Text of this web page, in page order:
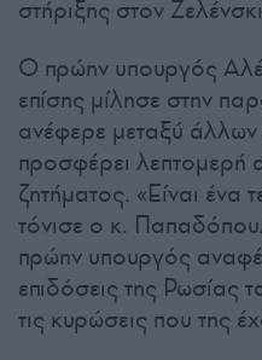
στήριξης στον
Ο πρώην υπουργός
επίσης μίλησε στην
ανέφερε μεταξύ
προσφέρει λεπτομερή
ζητήματος. «Είναι ένα
τόνισε ο κ.
πρώην υπουργός
επιδόσεις της Ρωσίας
τις κυρώσεις που της